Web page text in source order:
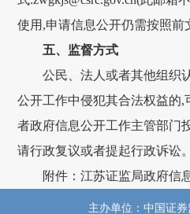
使用,申请信息公开仍需按照前
五、监督方式
公民、法人或者其他组织
公开工作中侵犯其合法权益的
者政府信息公开工作主管部门
请行政复议或者提起行政诉讼。
附件：江苏证监局政府信
主办单位：中国证